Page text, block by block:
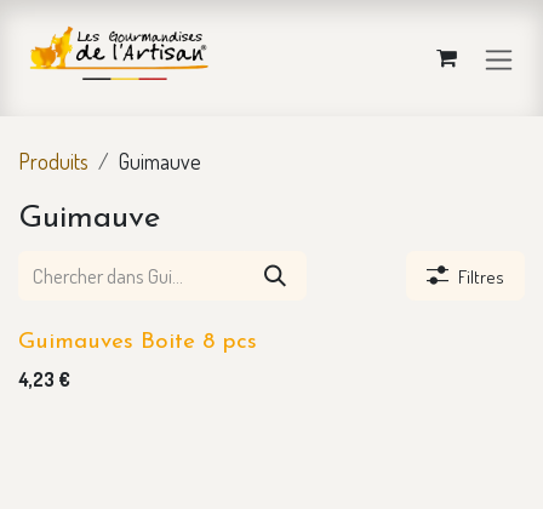
Produits Guimauve
Guimauve
Filtres
Guimauves Boite 8 pcs
4,23 €